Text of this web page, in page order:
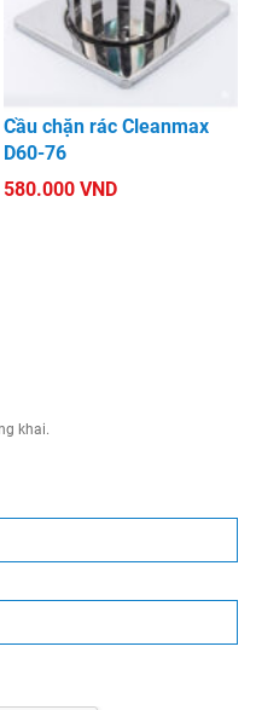
Cầu chặn rác Cleanmax
D60-76
580.000 VND
khai.